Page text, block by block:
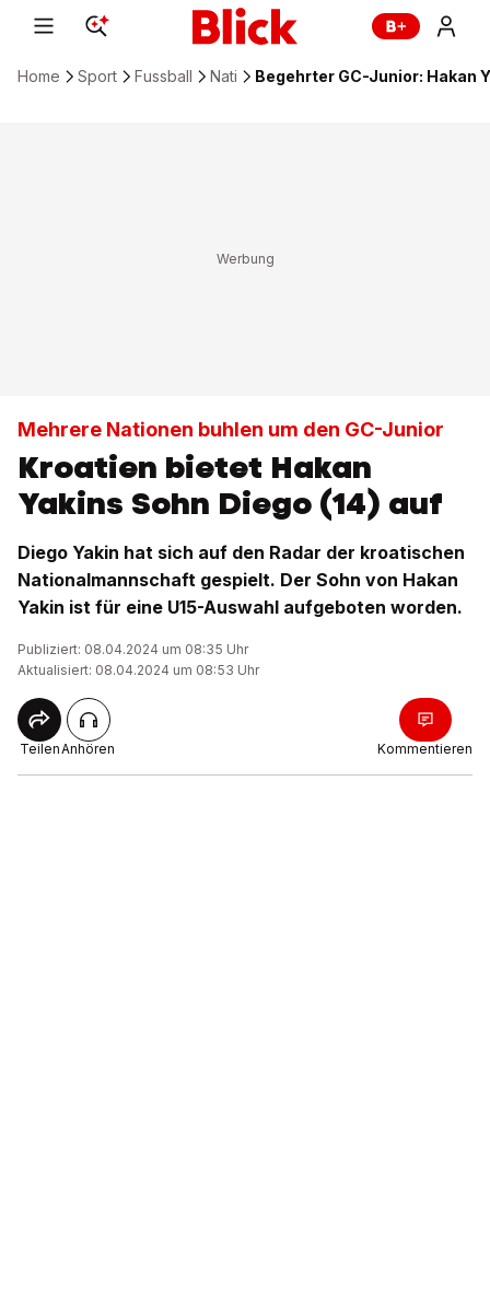
Home Sport Fussball Nati Begehrter GC-Junior: Hakan
Mehrere Nationen buhlen um den GC-Junior
Kroatien bietet Hakan
Yakins Sohn Diego (14) auf
Diego Yakin hat sich auf den Radar der kroatischen
Nationalmannschaft gespielt. Der Sohn von Hakan
Yakin ist für eine U15-Auswahl aufgeboten worden.
Publiziert: 08.04.2024 um 08:35 Uhr
Aktualisiert: 08.04.2024 um 08:53 Uhr
TeilenAnhören Kommentieren